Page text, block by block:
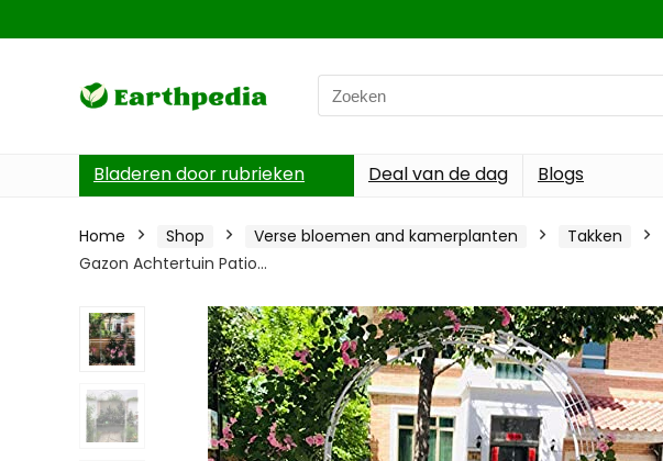
Search
for:
Bladeren door rubrieken Deal van de dag Blogs
Home Shop Verse bloemen and kamerplanten Takken
Gazon Achtertuin Patio…